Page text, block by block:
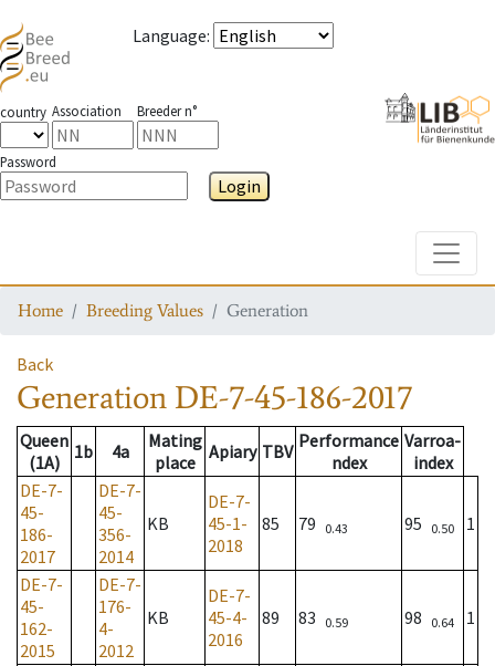
Language:
country Association Breeder n°
Password
Login
Home Breeding Values Generation
Back
Generation DE-7-45-186-2017
Queen
(1A)
1b 4a
Mating
place
Apiary TBV Performance
ndex
Varroa-
index
DE-7-
45-
186-
2017
DE-7-
45-
356-
2014
KB
DE-7-
45-1-
2018
85 79 0.43 95 0.50 1
DE-7-
45-
162-
2015
DE-7-
176-
4-
2012
KB
DE-7-
45-4-
2016
89 83 0.59 98 0.64 1